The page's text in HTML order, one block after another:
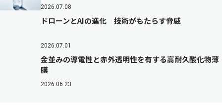
2026.07.08
ドローンとAIの進化 技術がもたらす脅威
2026.07.01
金並みの導電性と赤外透明性を有する高耐久酸化物薄
膜
2026.06.23